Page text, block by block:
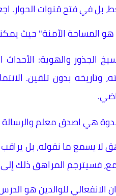
بل في فتح قنوات الحوار.
هو المساحة الآمنة" حيث
الجذور والهوية:
وتاريخه بدون تلقين.
لا يسمع ما نقوله، بل يراقب
فسيترجم المراهق ذلك
الانفعالي للوالدين هو